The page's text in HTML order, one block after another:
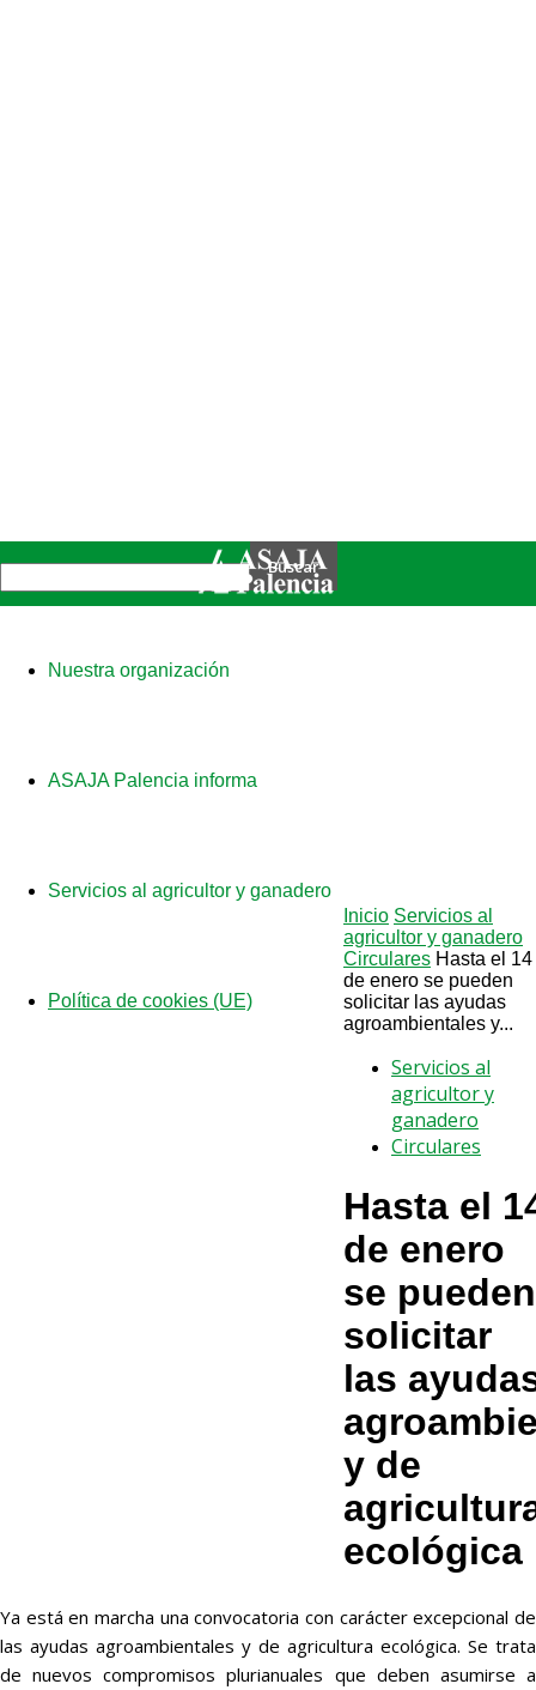
Nuestra organización
ASAJA Palencia informa
Servicios al agricultor y ganadero
Política de cookies (UE)
Inicio Servicios al
agricultor y ganadero
Circulares Hasta el 14
de enero se pueden
solicitar las ayudas
agroambientales y...
Servicios al
agricultor y
ganadero
Circulares
Hasta el
de enero
se pueden
solicitar
las
y de
ecológica
Ya está en marcha una convocatoria con carácter excepcional de
las ayudas agroambientales y de agricultura ecológica. Se trata
de nuevos compromisos plurianuales que deben asumirse a